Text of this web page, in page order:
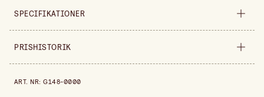
SPECIFIKATIONER
Säljs i styck
PRISHISTORIK
ART. NR:G148-0000